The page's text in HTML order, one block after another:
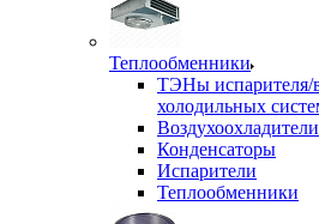
Теплообменники
ТЭНы испарителя/
холодильных
Воздухоохладители
Конденсаторы
Испарители
Теплообменники